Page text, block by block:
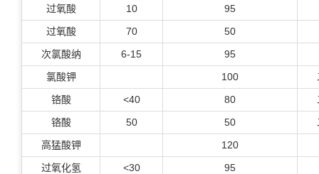
过氧酸
10
95
过氧酸
70
50
次氯酸纳
6-15
95
氯酸钾
100
铬酸
<40 80
铬酸
50 50
高猛酸钾
120
过氧化氢
<30
95